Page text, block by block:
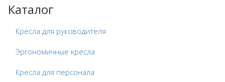
Каталог
Кресла для руководителя
Эргономичные кресла
Кресла для персонала